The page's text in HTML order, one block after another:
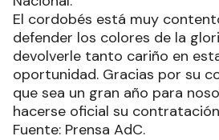
El cordobés está muy
defender los colores de la
devolverle tanto cariño en
oportunidad. Gracias por su
que sea un gran año para
hacerse oficial su
Fuente: Prensa AdC.